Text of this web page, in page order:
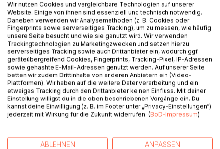
BESCHREIBUNG
Wie Sie magnetisch an Ihrem Körper haften...
Tod und Wiedergeburt technisch gesehen grob gesagt...
Phänomene, die ich erlebt habe, sind mir passiert, vielleicht
sind dir auch änliche Dinge passiert, aber du willst einfach
nicht darüber reden, damit du nicht wie ein Idiot dastehst...
AUTOR/IN
PRESSESTIMMEN
Wir nutzen Cookies und vergleichbare Technologien auf unserer
Website. Einige von ihnen sind essenziell und technisch notwendig.
Daneben verwenden wir Analysemethoden (z. B. Cookies oder
Fingerprints sowie serverseitiges Tracking), um zu messen, wie häufig
unsere Seite besucht und wie sie genutzt wird. Wir verwenden
Trackingtechnologien zu Marketingzwecken und setzen hierzu
serverseitiges Tracking sowie auch Drittanbieter ein, wodurch ggf.
geräteübergreifend Cookies, Fingerprints, Tracking-Pixel, IP-Adressen
sowie gehashte E-Mail-Adressen genutzt werden. Auf unserer Seite
betten wir zudem Drittinhalte von anderen Anbietern ein (Video-
Plattformen). Wir haben auf die weitere Datenverarbeitung und ein
etwaiges Tracking durch den Drittanbieter keinen Einfluss. Mit deiner
Einstellung willigst du in die oben beschriebenen Vorgänge ein. Du
kannst deine Einwilligung (z. B. im Footer unter „Privacy-Einstellungen“)
jederzeit mit Wirkung für die Zukunft widerrufen. (BoD-Impressum)
ABLEHNEN ANPASSEN